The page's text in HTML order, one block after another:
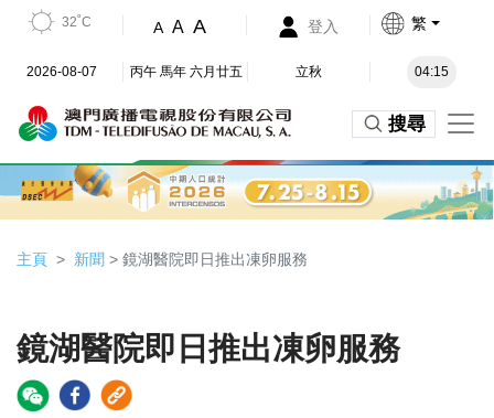
32˚C A A A 登入 繁
2026-08-07 丙午 馬年 六月廿五 立秋 04:15
搜尋
主頁 新聞 > 鏡湖醫院即日推出凍卵服務
鏡湖醫院即日推出凍卵服務